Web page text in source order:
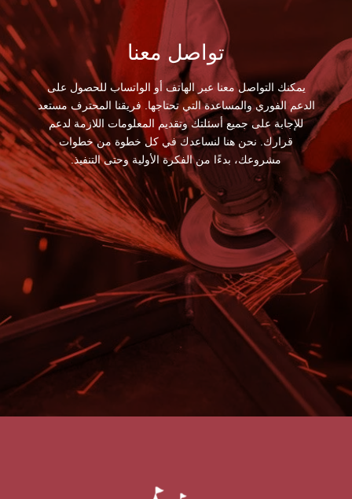
تواصل معنا
يمكنك التواصل معنا عبر الهاتف أو الواتساب للحصول على
الدعم الفوري والمساعدة التي تحتاجها. فريقنا المحترف مستعد
للإجابة على جميع أسئلتك وتقديم المعلومات اللازمة لدعم
قرارك. نحن هنا لنساعدك في كل خطوة من خطوات
مشروعك، بدءًا من الفكرة الأولية وحتى التنفيذ.